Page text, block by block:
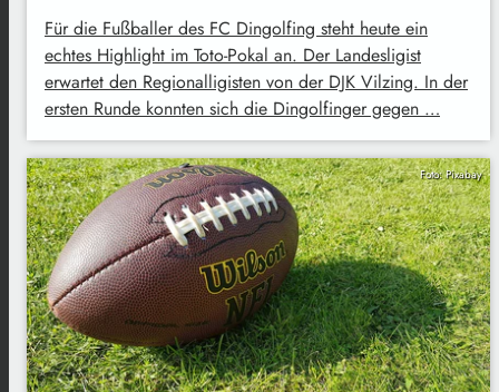
Für die Fußballer des FC Dingolfing steht heute ein
echtes Highlight im Toto-Pokal an. Der Landesligist
erwartet den Regionalligisten von der DJK Vilzing. In der
ersten Runde konnten sich die Dingolfinger gegen …
Foto: Pixabay